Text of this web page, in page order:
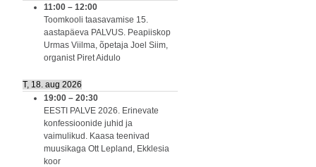
11:00 – 12:00
Toomkooli taasavamise 15.
aastapäeva PALVUS. Peapiiskop
Urmas Viilma, õpetaja Joel Siim,
organist Piret Aidulo
T, 18. aug 2026
19:00 – 20:30
EESTI PALVE 2026. Erinevate
konfessioonide juhid ja
vaimulikud. Kaasa teenivad
muusikaga Ott Lepland, Ekklesia
koor